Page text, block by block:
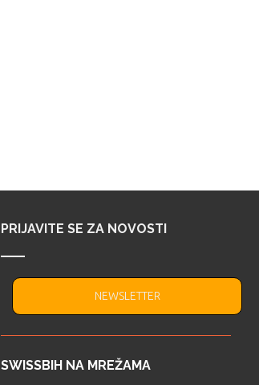
PRIJAVITE SE ZA NOVOSTI
NEWSLETTER
SWISSBIH NA MREŽAMA